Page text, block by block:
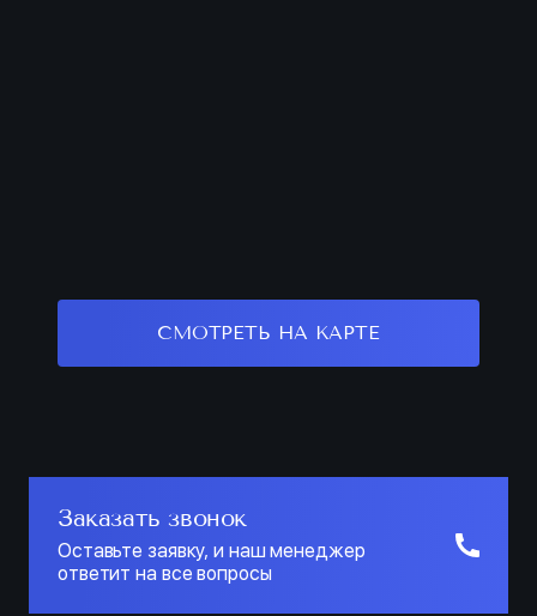
СМОТРЕТЬ НА КАРТЕ
Заказать звонок
Оставьте заявку, и наш менеджер
ответит на все вопросы